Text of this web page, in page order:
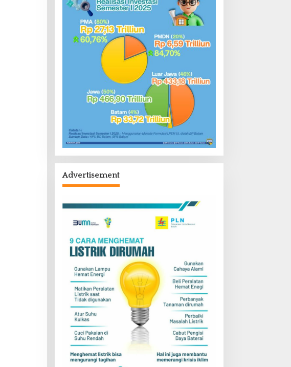
Advertisement